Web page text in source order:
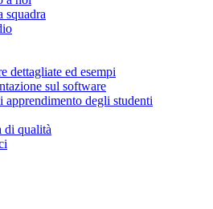
squadra
dettagliate ed esempi
sul software
apprendimento degli studenti
di qualità